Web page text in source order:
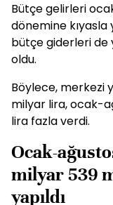
Bütçe gelirleri
dönemine
bütçe giderleri de
oldu.
Böylece, merkezi
milyar lira, ocak-
lira fazla verdi.
Ocak-
milyar 539
yapıldı